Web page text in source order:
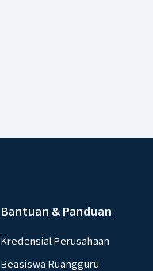
Bantuan & Panduan
Kredensial Perusahaan
Beasiswa Ruangguru